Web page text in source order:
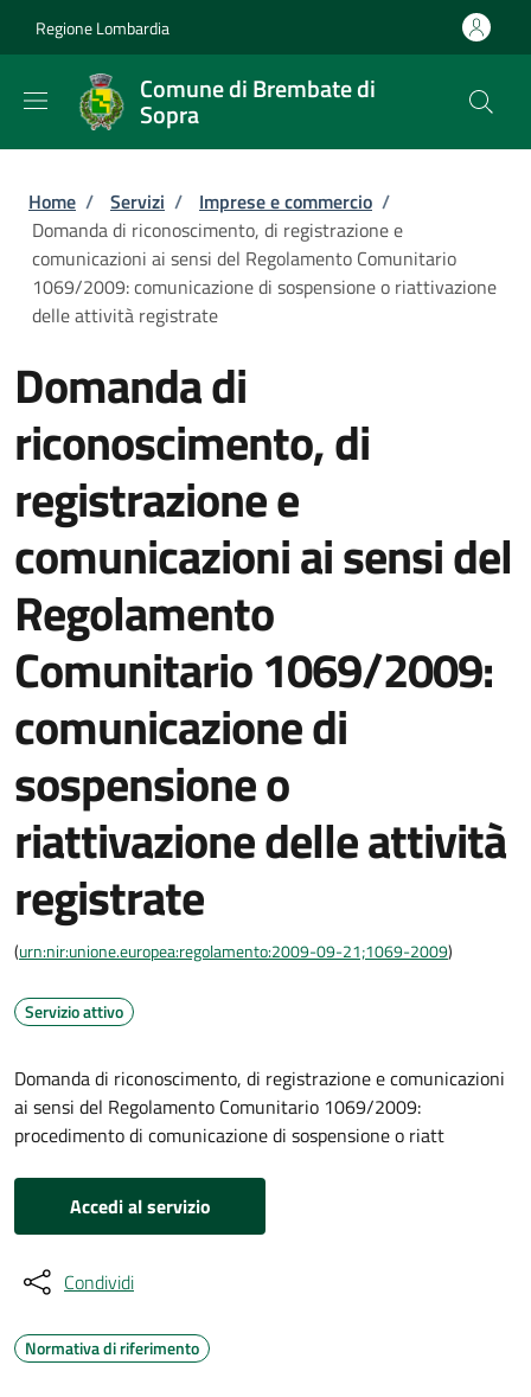
Regione Lombardia
Comune di Brembate di
Sopra
Briciole di pane
Home / Servizi / Imprese e commercio /
Domanda di riconoscimento, di registrazione e
comunicazioni ai sensi del Regolamento Comunitario
1069/2009: comunicazione di sospensione o riattivazione
delle attività registrate
Domanda di
riconoscimento, di
registrazione e
comunicazioni ai sensi del
Regolamento
Comunitario 1069/2009:
comunicazione di
sospensione o
riattivazione delle attività
registrate
(urn:nir:unione.europea:regolamento:2009-09-21;1069-2009)
Servizio attivo
Domanda di riconoscimento, di registrazione e comunicazioni
ai sensi del Regolamento Comunitario 1069/2009:
procedimento di comunicazione di sospensione o riatt
Accedi al servizio
Condividi
Normativa di riferimento